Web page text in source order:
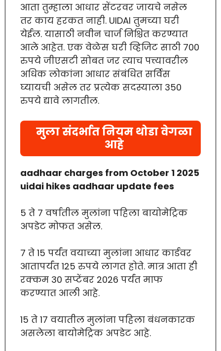
आता तुम्हाला आधार सेंटरवर जायचे नसेल
तर काय हरकत नाही. UIDAI तुमच्या घरी
येईल. यासाठी नवीन चार्ज निश्चित करण्यात
आले आहेत. एक वेळेस घरी व्हिजिट साठी 700
रुपये जीएसटी सोबत जर त्याच पत्त्यावरील
अधिक लोकांना आधार संबंधित सर्विस
घ्यायची असेल तर प्रत्येक सदस्याला 350
रुपये द्यावे लागतील.
मुला संदर्भात नियम थोडा वेगळा
आहे
aadhaar charges from October 1 2025
uidai hikes aadhaar update fees
5 ते 7 वर्षातील मुलांना पहिला बायोमेट्रिक
अपडेट मोफत असेल.
7 ते 15 पर्यंत वयाच्या मुलांना आधार कार्डवर
आतापर्यंत 125 रुपये लागत होते. मात्र आता ही
रक्कम 30 सप्टेंबर 2026 पर्यंत माफ
करण्यात आली आहे.
15 ते 17 वयातील मुलांना पहिला बंधनकारक
असलेला बायोमेट्रिक अपडेट आहे.